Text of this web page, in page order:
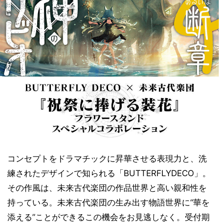
コンセプトをドラマチックに昇華させる表現力と、洗
練されたデザインで知られる「BUTTERFLYDECO」。
その作風は、未来古代楽団の作品世界と高い親和性を
持っている。未来古代楽団の生み出す物語世界に“華を
添える”ことができるこの機会をお見逃しなく。受付期